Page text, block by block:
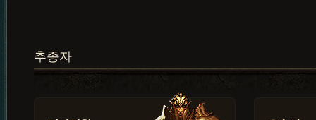
추종자